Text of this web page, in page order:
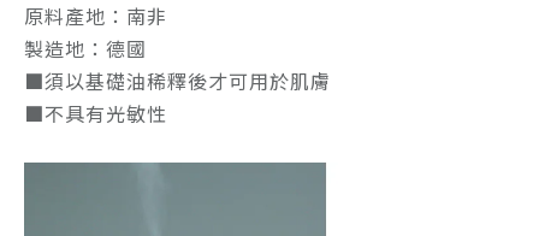
原料產地：南非
製造地：德國
■須以基礎油稀釋後才可用於肌膚
■不具有光敏性